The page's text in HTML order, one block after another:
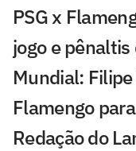
PSG x
jogo e
Mundial:
Flamengo
Redação do